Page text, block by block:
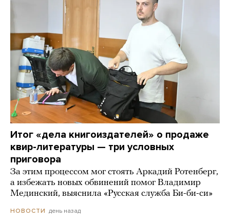
Итог «дела книгоиздателей» о продаже
квир-литературы — три условных
приговора
За этим процессом мог стоять Аркадий Ротенберг,
а избежать новых обвинений помог Владимир
Мединский, выяснила «Русская служба Би-би-си»
НОВОСТИ день назад